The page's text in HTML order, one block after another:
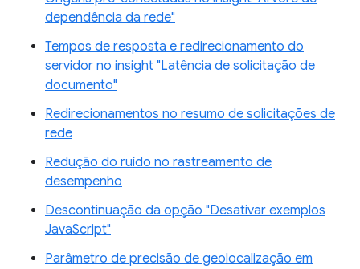
dependência da rede"
Tempos de resposta e redirecionamento do
servidor no insight "Latência de solicitação de
documento"
Redirecionamentos no resumo de solicitações de
rede
Redução do ruído no rastreamento de
desempenho
Descontinuação da opção "Desativar exemplos
JavaScript"
Parâmetro de precisão de geolocalização em